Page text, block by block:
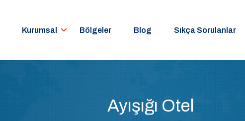
Kurumsal Bölgeler Blog Sıkça Sorulanlar
Ayışığı Otel